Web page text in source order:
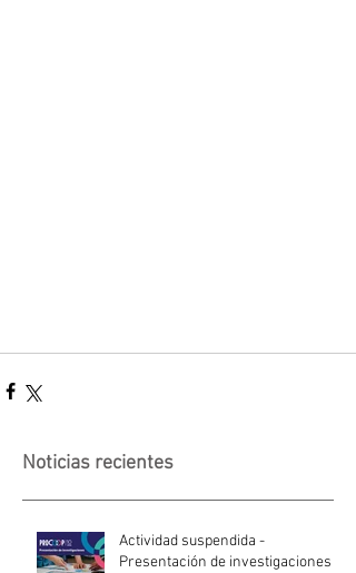
Noticias recientes
Actividad suspendida -
Presentación de investigaciones -